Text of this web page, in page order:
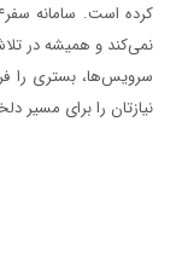
نمی‌کند و همیشه در
سرویس‌ها، بستری را
نیازتان را برای مسیر